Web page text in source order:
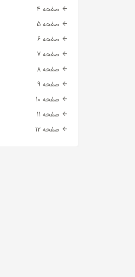
صفحه 4
صفحه 5
صفحه 6
صفحه 7
صفحه 8
صفحه 9
صفحه 10
صفحه 11
صفحه 12